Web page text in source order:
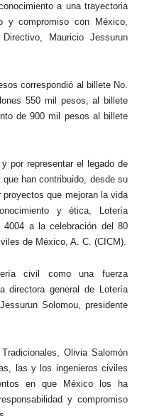
a una trayectoria
y compromiso con México,
Mauricio Jessurun
correspondió al billete No.
550 mil pesos, al billete
de 900 mil pesos al billete
por representar el legado de
han contribuido, desde su
que mejoran la vida
y ética, Lotería
4004 a la celebración del 80
de México, A. C. (CICM).
civil como una fuerza
directora general de Lotería
Solomou, presidente
Olivia Salomón
las y los ingenieros civiles
en que México los ha
y compromiso